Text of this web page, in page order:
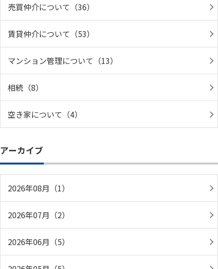
売買仲介について（36）
賃貸仲介について（53）
マンション管理について（13）
相続（8）
空き家について（4）
アーカイブ
2026年08月（1）
2026年07月（2）
2026年06月（5）